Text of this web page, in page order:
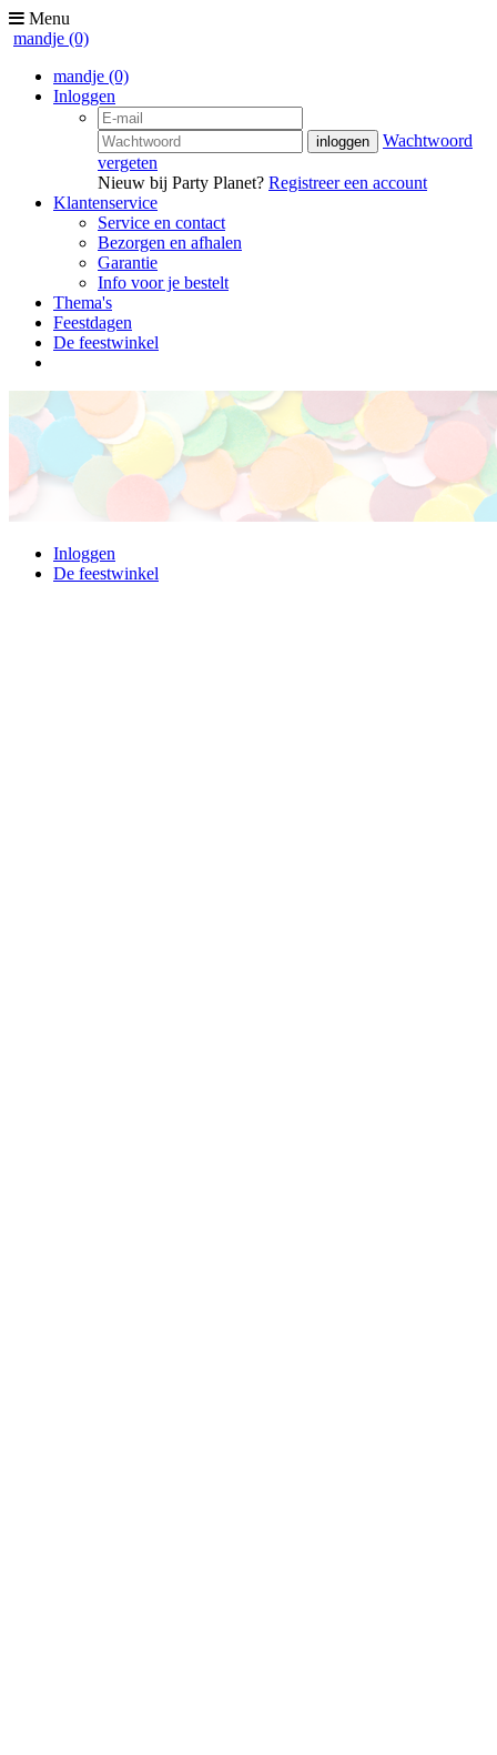
Menu
mandje (0)
mandje (0)
Inloggen
Wachtwoord
vergeten
Nieuw bij Party Planet? Registreer een account
Klantenservice
Service en contact
Bezorgen en afhalen
Garantie
Info voor je bestelt
Thema's
Feestdagen
De feestwinkel
Inloggen
De feestwinkel